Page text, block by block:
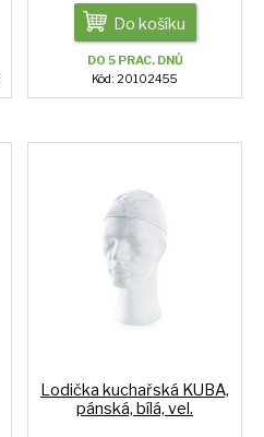
Do košíku
DO 5 PRAC. DNŮ
Kód: 20102455
Lodička kuchařská KUBA,
pánská, bílá, vel.